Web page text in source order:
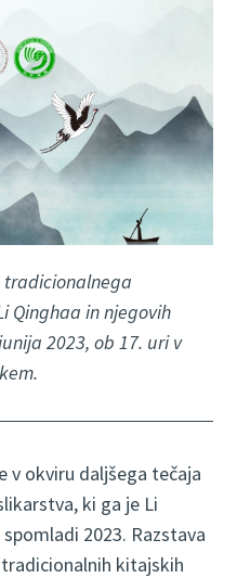
tradicionalnega
Qinghaa in njegovih
2023, ob 17. uri v
v okviru daljšega tečaja
ki ga je Li
2023. Razstava
kitajskih